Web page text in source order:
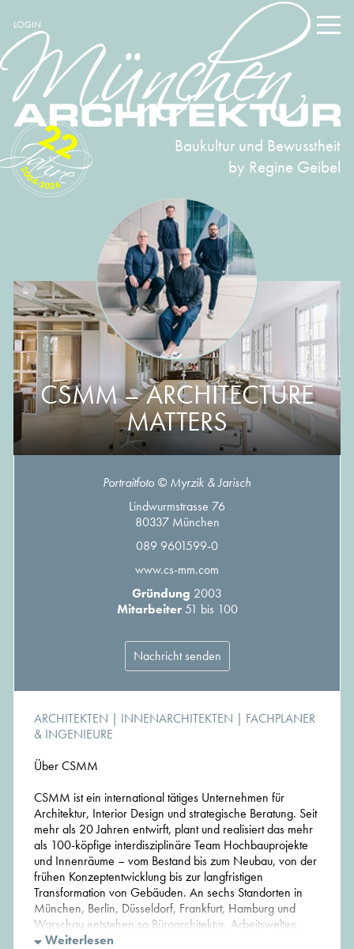
LOGIN
Baukultur und Bewusstheit
by Regine Geibel
2004-2026
22
CSMM – ARCHITECTURE
MATTERS
Portraitfoto © Myrzik & Jarisch
Lindwurmstrasse 76
80337 München
089 9601599-0
www.cs-mm.com
Gründung 2003
Mitarbeiter51 bis 100
Nachricht senden
ARCHITEKTEN | INNENARCHITEKTEN | FACHPLANER
& INGENIEURE
Über CSMM
CSMM ist ein international tätiges Unternehmen für
Architektur, Interior Design und strategische Beratung. Seit
mehr als 20 Jahren entwirft, plant und realisiert das mehr
als 100-köpfige interdisziplinäre Team Hochbauprojekte
und Innenräume – vom Bestand bis zum Neubau, von der
frühen Konzeptentwicklung bis zur langfristigen
Transformation von Gebäuden. An sechs Standorten in
München, Berlin, Düsseldorf, Frankfurt, Hamburg und
Warschau entstehen so Büroarchitektur, Arbeitswelten,
Hospitality, Light Industrial, Labore und studentisches
Weiterlesen